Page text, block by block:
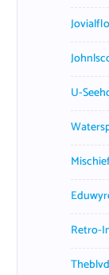
U-
Retro-